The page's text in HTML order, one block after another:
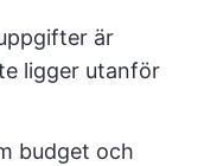
är
ligger utanför
budget och